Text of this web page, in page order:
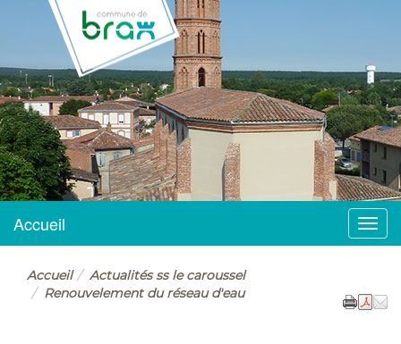
BRAX
Menu
Accueil
Accueil
Actualités ss le caroussel
Renouvelement du réseau d'eau